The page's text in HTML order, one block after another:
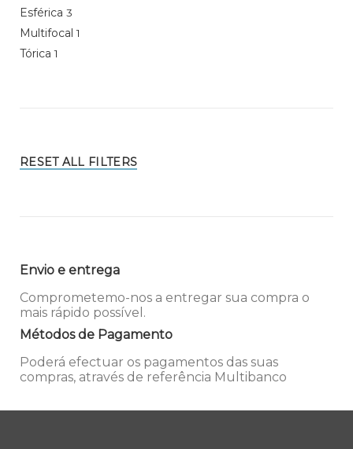
Esférica 3
Multifocal 1
Tórica 1
RESET ALL FILTERS
Envio e entrega
Comprometemo-nos a entregar sua compra o
mais rápido possível.
Métodos de Pagamento
Poderá efectuar os pagamentos das suas
compras, através de referência Multibanco